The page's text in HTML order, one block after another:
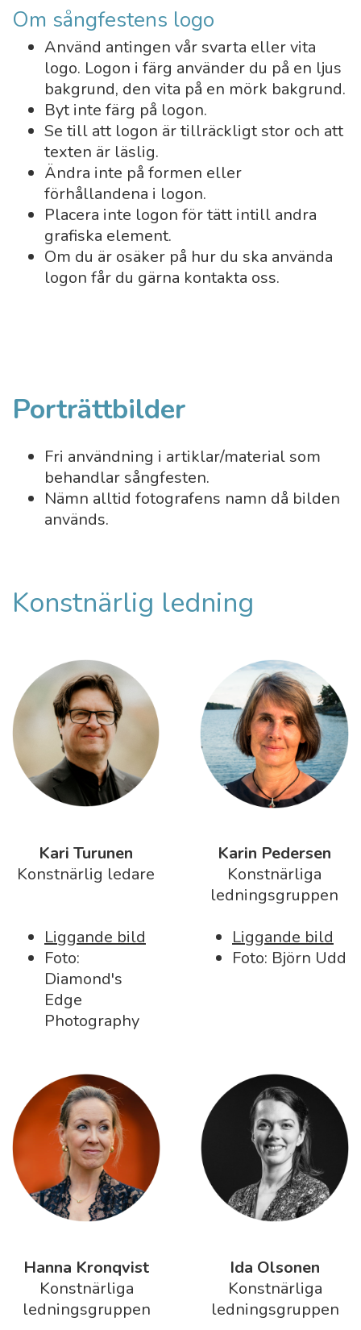
Om sångfestens logo
Använd antingen vår svarta eller vita
logo. Logon i färg använder du på en ljus
bakgrund, den vita på en mörk bakgrund.
Byt inte färg på logon.
Se till att logon är tillräckligt stor och att
texten är läslig.
Ändra inte på formen eller
förhållandena i logon.
Placera inte logon för tätt intill andra
grafiska element.
Om du är osäker på hur du ska använda
logon får du gärna kontakta oss.
Porträttbilder
Fri användning i artiklar/material som
behandlar sångfesten.
Nämn alltid fotografens namn då bilden
används.
Konstnärlig ledning
Kari Turunen
Konstnärlig ledare
Karin Pedersen
Konstnärliga
ledningsgruppen
Liggande bild
Foto:
Diamond's
Edge
Photography
Liggande bild
Foto: Björn Udd
Hanna Kronqvist
Konstnärliga
ledningsgruppen
Ida Olsonen
Konstnärliga
ledningsgruppen